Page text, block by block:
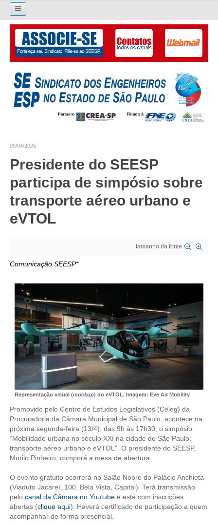
Pesquisar...
O SINDICATO
APRESENTAÇÃO
PALAVRA DO PRESIDENTE
SUBSEDES SINDICAIS
GALERIA EX-PRESIDENTES
ORGANOGRAMA
COMPOSIÇÃO
CONSELHOS ASSESSORES
PERSONALIDADES DA TECNOLOGIA
NÚCLEO DA MULHER ENGENHEIRA
TRANSPARÊNCIA
JURÍDICO
CONSULTORIA
ACORDOS, CONVENÇÕES E DISSÍDIOS
CONTRIBUIÇÕES
CONTRIBUIÇÃO ASSISTENCIAL
CONTRIBUIÇÃO ASSOCIATIVA OU ANUIDADE DE SÓCIO
CONTRIBUIÇÃO SINDICAL URBANA
09/04/2026
Presidente do SEESP
participa de simpósio sobre
transporte aéreo urbano e
eVTOL
tamanho da fonte
Comunicação SEESP*
Representação visual (mockup) do eVTOL. Imagem: Eve Air Mobility
Promovido pelo Centro de Estudos Legislativos (Celeg) da
Procuradoria da Câmara Municipal de São Paulo, acontece na
próxima segunda-feira (13/4), das 9h às 17h30, o simpósio
“Mobilidade urbana no século XXI na cidade de São Paulo:
transporte aéreo urbano e eVTOL”. O presidente do SEESP,
Murilo Pinheiro, comporá a mesa de abertura.
O evento gratuito ocorrerá no Salão Nobre do Palácio Anchieta
(Viaduto Jacareí, 100, Bela Vista, Capital). Terá transmissão
pelo canal da Câmara no Youtube e está com inscrições
abertas (clique aqui). Haverá certificado de participação a quem
acompanhar de forma presencial.